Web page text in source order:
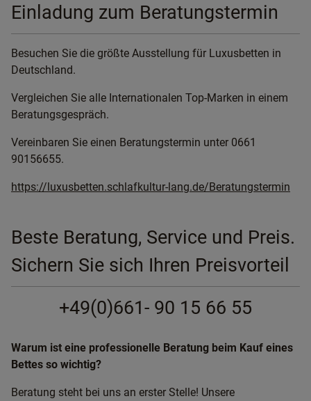
Einladung zum Beratungstermin
Besuchen Sie die größte Ausstellung für Luxusbetten in
Deutschland.
Vergleichen Sie alle Internationalen Top-Marken in einem
Beratungsgespräch.
Vereinbaren Sie einen Beratungstermin unter 0661
90156655.
https://luxusbetten.schlafkultur-lang.de/Beratungstermin
Beste Beratung, Service und Preis.
Sichern Sie sich Ihren Preisvorteil
+49(0)661- 90 15 66 55
Warum ist eine professionelle Beratung beim Kauf eines
Bettes so wichtig?
Beratung steht bei uns an erster Stelle! Unsere